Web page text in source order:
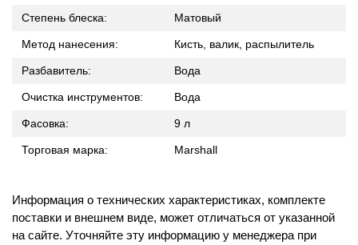
Степень блеска: Матовый
Метод нанесения: Кисть, валик, распылитель
Разбавитель: Вода
Очистка инструментов: Вода
Фасовка: 9 л
Торговая марка: Marshall
Информация о технических характеристиках, комплекте
поставки и внешнем виде, может отличаться от указанной
на сайте. Уточняйте эту информацию у менеджера при